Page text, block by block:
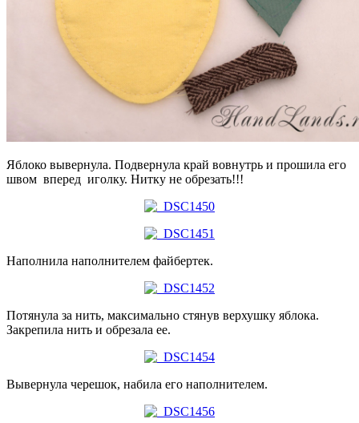
Яблоко вывернула. Подвернула край вовнутрь и прошила его
швом вперед иголку. Нитку не обрезать!!!
Наполнила наполнителем файбертек.
Потянула за нить, максимально стянув верхушку яблока.
Закрепила нить и обрезала ее.
Вывернула черешок, набила его наполнителем.